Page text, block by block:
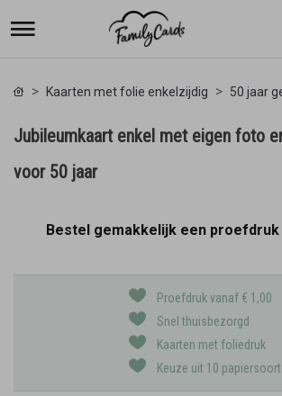
Kaarten met folie enkelzijdig 50 jaar
Jubileumkaart enkel met eigen foto
voor 50 jaar
Bestel gemakkelijk een
Proefdruk vanaf € 1,00
Snel thuisbezorgd
Kaarten met foliedruk
Keuze uit 10